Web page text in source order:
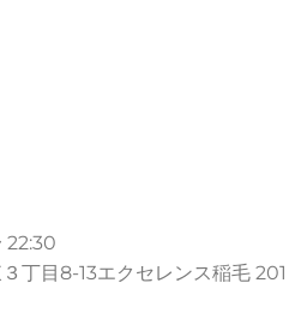
22:30
丁目8-13エクセレンス稲毛